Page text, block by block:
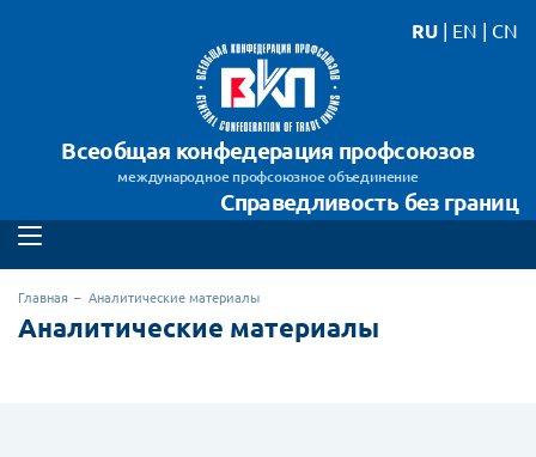
Всеобщая конфедерация профсоюзов
международное профсоюзное объединение
Справедливость без границ
RU | EN | CN
Главная Аналитические материалы
Аналитические материалы